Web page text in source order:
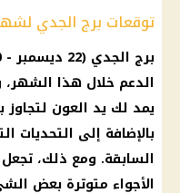
توقعات برج الجدي لشهر
الدعم خلال هذا الشهر،
يمد لك يد العون لتجاوز
بالإضافة إلى
السابقة. ومع ذلك،
الأجواء متوترة بعض